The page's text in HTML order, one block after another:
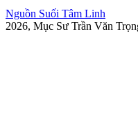
Nguồn Suối Tâm Linh
2026, Mục Sư Trần Văn